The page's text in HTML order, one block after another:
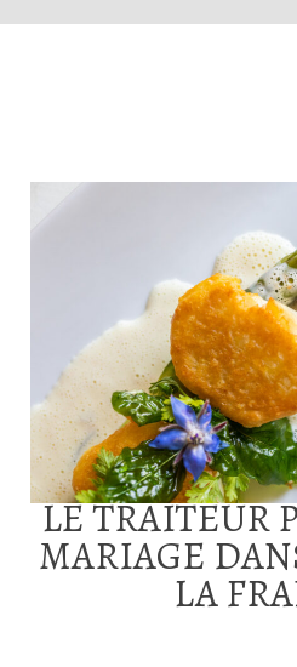
LE TRAITEUR
MARIAGE
LA